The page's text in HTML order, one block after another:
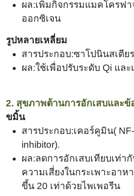
ผล:เพิ่มกิจกรรมแมคโครฟา
ออกซิเจน
รูปหลายเหลี่ยม
สารประกอบ:ซาโปนินสเตีย
ผล:ใช้เพื่อปรับระดับ Qi แล
2. สุขภาพต้านการอักเสบและข้
ขมิ้น
สารประกอบ:เคอร์คูมิน(
inhibitor).
ผล:ลดการอักเสบเทียบเท่า
ความเสี่ยงในกระเพาะอาห
ขึ้น 20 เท่าด้วยไพเพอรีน